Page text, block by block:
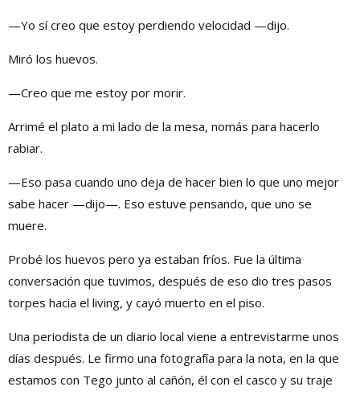
—Yo sí creo que estoy perdiendo velocidad —dijo.
Miró los huevos.
—Creo que me estoy por morir.
Arrimé el plato a mi lado de la mesa, nomás para hacerlo
rabiar.
—Eso pasa cuando uno deja de hacer bien lo que uno mejor
sabe hacer —dijo—. Eso estuve pensando, que uno se
muere.
Probé los huevos pero ya estaban fríos. Fue la última
conversación que tuvimos, después de eso dio tres pasos
torpes hacia el living, y cayó muerto en el piso.
Una periodista de un diario local viene a entrevistarme unos
días después. Le firmo una fotografía para la nota, en la que
estamos con Tego junto al cañón, él con el casco y su traje